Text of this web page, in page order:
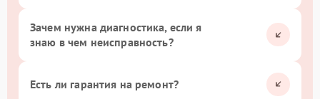
Зачем нужна диагностика, если я
знаю в чем неисправность?
Есть ли гарантия на ремонт?